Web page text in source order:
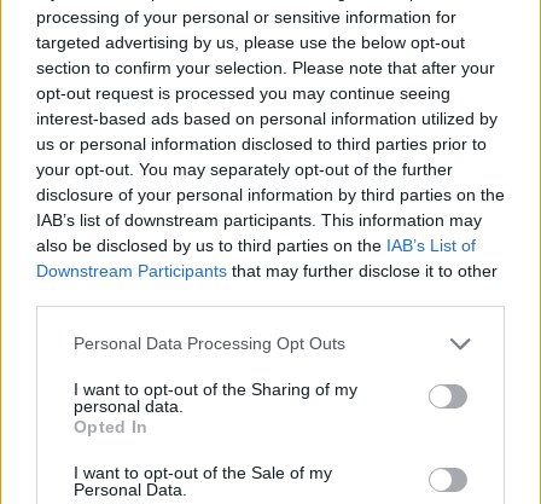
processing of your personal or sensitive information for
targeted advertising by us, please use the below opt-out
section to confirm your selection. Please note that after your
opt-out request is processed you may continue seeing
interest-based ads based on personal information utilized by
us or personal information disclosed to third parties prior to
your opt-out. You may separately opt-out of the further
disclosure of your personal information by third parties on the
IAB’s list of downstream participants. This information may
also be disclosed by us to third parties on the IAB’s List of
Downstream Participants that may further disclose it to other
Personal Data Processing Opt Outs
I want to opt-out of the Sharing of my
personal data.
Opted In
I want to opt-out of the Sale of my
Personal Data.
Corneliano d'Alba (38)
Cortemilia (68)
Cossano Belbo (19)
Cravanzana (12)
Crissolo (2)
Cuneo (1331)
Dogliani (104)